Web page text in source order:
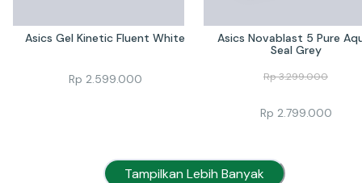
Asics Gel Kinetic Fluent White
Rp 2.599.000
Asics Novablast 5 Pure
Seal Grey
Rp3.299.000
Rp 2.799.000
Tampilkan Lebih Banyak